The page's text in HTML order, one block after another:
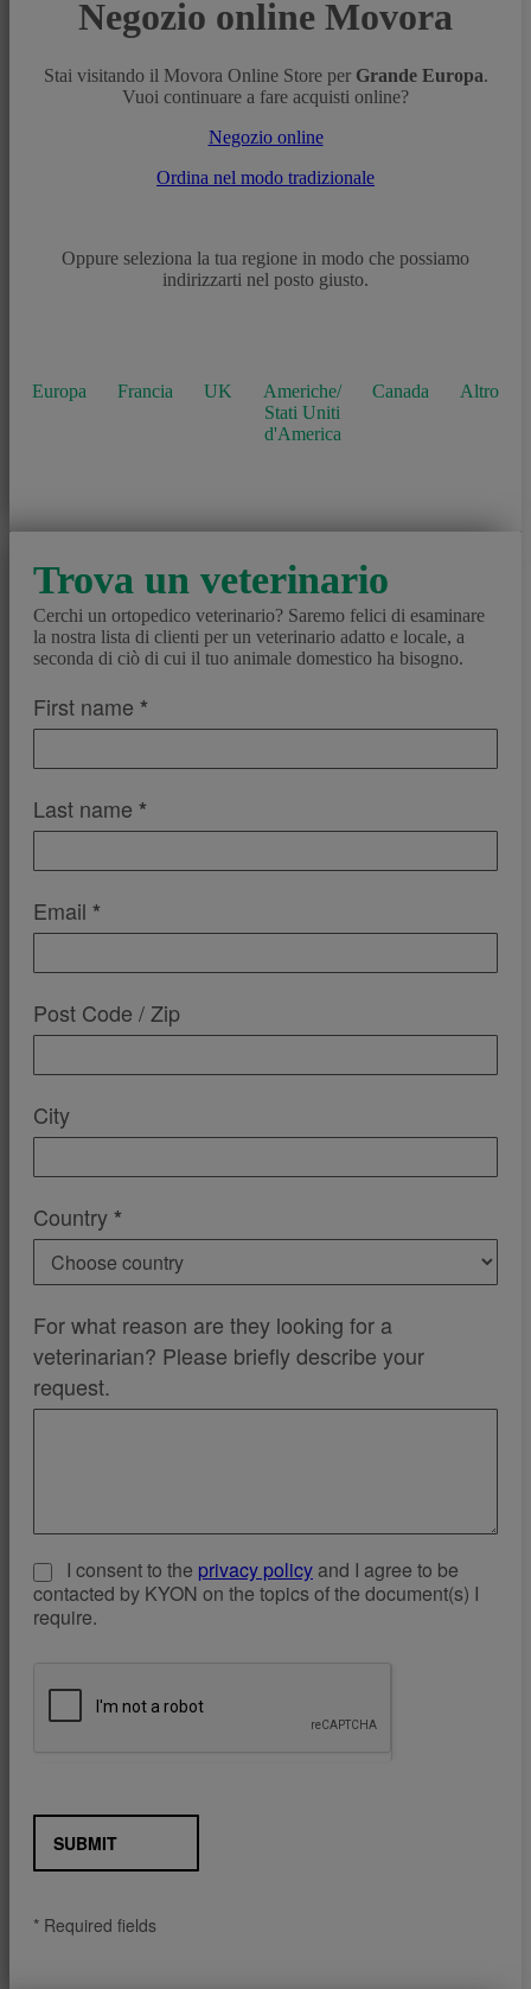
Negozio online Movora
Stai visitando il Movora Online Store per Grande Europa.
Vuoi continuare a fare acquisti online?
Negozio online
Ordina nel modo tradizionale
Oppure seleziona la tua regione in modo che possiamo
indirizzarti nel posto giusto.
Europa Francia UK
Americhe/
Stati Uniti
d'America
Canada Altro
Trova un veterinario
Cerchi un ortopedico veterinario? Saremo felici di esaminare
la nostra lista di clienti per un veterinario adatto e locale, a
seconda di ciò di cui il tuo animale domestico ha bisogno.
First name *
Last name *
Email *
Post Code / Zip
City
Country*
For what reason are they looking for a
veterinarian? Please briefly describe your
request.
I consent to the privacy policy and I agree to be
contacted by KYON on the topics of the document(s) I
require.
SUBMIT
* Required fields